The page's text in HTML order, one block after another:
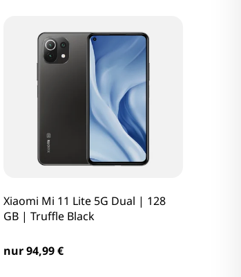
Xiaomi Mi 11 Lite 5G Dual | 128
GB | Truffle Black
nur 94,99 €